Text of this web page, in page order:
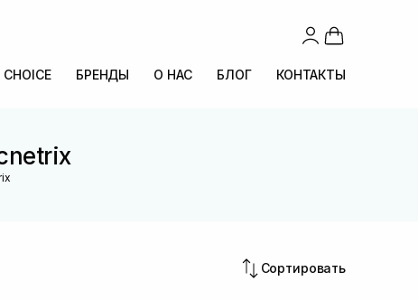
CHOICE БРЕНДЫ О НАС БЛОГ КОНТАКТЫ
Сортировать